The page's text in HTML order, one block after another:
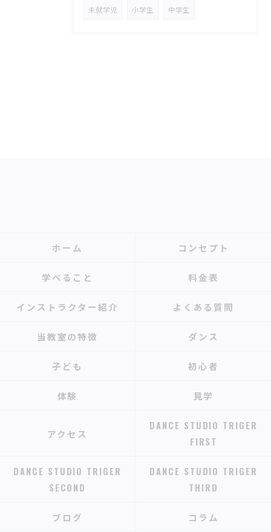
未就学児 小学生 中学生
ホーム コンセプト
学べること 料金表
インストラクター紹介 よくある質問
当教室の特徴 ダンス
子ども 初心者
体験 見学
アクセス
DANCE STUDIO TRIGER
FIRST
DANCE STUDIO TRIGER
SECOND
DANCE STUDIO TRIGER
THIRD
ブログ コラム